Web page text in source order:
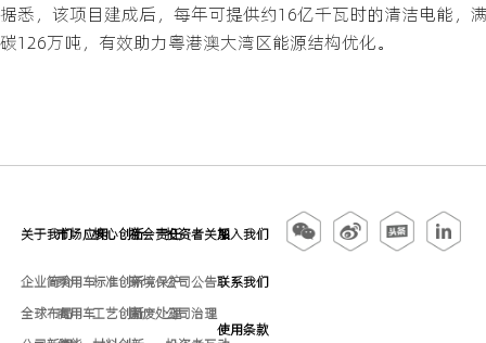
据悉，该项目建成后，每年可提供约16亿千瓦时的清洁电能
碳126万吨，有效助力粤港澳大湾区能源结构优化。
关于我们
企业简介
全球布局
市场应用
乘用车
商用车
核心创新
标准创新
工艺创新
社会责任
环境保护
固废处理
投资者关系
公司公告
公司治理
加入我们
联系我们
使用条款